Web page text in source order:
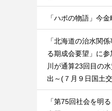
「ハポの物語」今
「北海道の治水関
る期成会要望」に
川が通算23回目の
出～(７月９日国土
「第75回社会を明